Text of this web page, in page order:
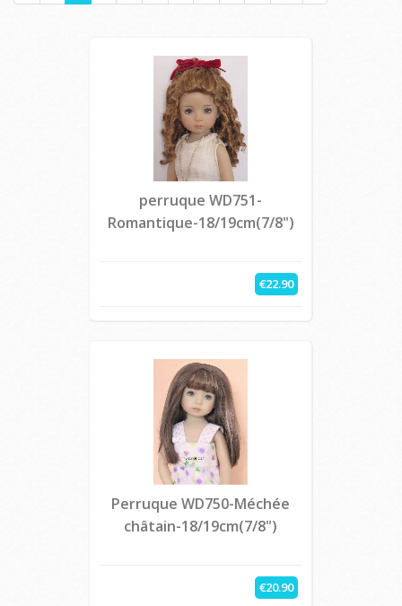
perruque WD751-
Romantique-18/19cm(7/8")
€22.90
Perruque WD750-Méchée
châtain-18/19cm(7/8")
€20.90